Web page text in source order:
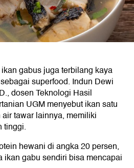
gabus juga terbilang kaya
superfood. Indun Dewi
dosen Teknologi Hasil
UGM menyebut ikan satu
tawar lainnya, memiliki
tinggi.
hewani di angka 20 persen,
ikan gabu sendiri bisa mencapai